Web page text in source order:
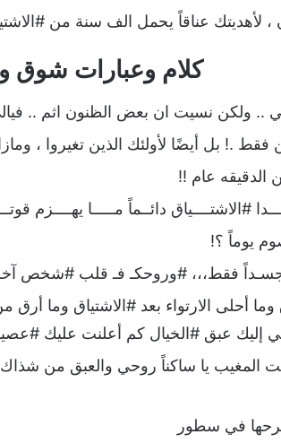
لأهديتك عناقاً يحمل الف سنة من
كلام وعبارات شوق
.. ولكن نسيت ان بعض الظنون اثم ..
فقط .! بل أيضًا لأولئك الذين تغيروا ،
الدقيقه عام !!
#الاشتــــياق دائــماً مـــــا يهــــزم
يوماً ؟!
فقط،،، #وروحكـ فـ قلب #شخص آخر،،
وما أحلى الارتواء بعد #الاشتياق
إليك عبق #الخيال كم أعلنت عليك
المغيب يا ساكناً روحي والعبق من شذاك
في سطور